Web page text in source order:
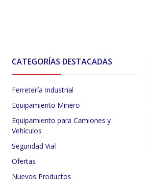
CATEGORÍAS DESTACADAS
Ferretería Industrial
Equipamiento Minero
Equipamiento para Camiones y
Vehículos
Seguridad Vial
Ofertas
Nuevos Productos